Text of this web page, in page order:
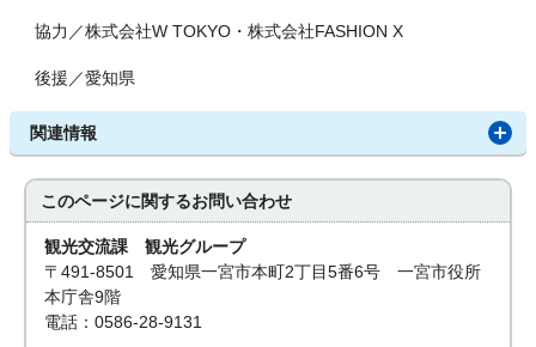
協力／株式会社W TOKYO・株式会社FASHION X
後援／愛知県
関連情報
このページに関するお問い合わせ
観光交流課 観光グループ
〒491-8501 愛知県一宮市本町2丁目5番6号 一宮市役所
本庁舎9階
電話：0586-28-9131